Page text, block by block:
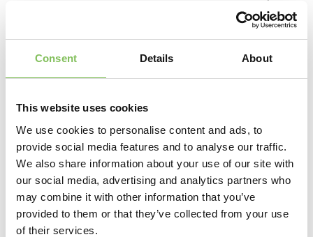
Consent Details About
This website uses cookies
We use cookies to personalise content and ads, to
provide social media features and to analyse our traffic.
We also share information about your use of our site with
our social media, advertising and analytics partners who
may combine it with other information that you’ve
provided to them or that they’ve collected from your use
of their services.
doen, beschikt onze technische dienst over een werkplaats
die is uitgerust met alle moderne technieken. Hiermee
langs met een goed uitgeruste servicebus.
Reparaties en onderhoud
Van Werven beschikt over een ruime voorraad onderdelen
om reparaties en onderhoudswerkzaamheden efficiënt te
laten verlopen. Naast machines worden ook de hulpstukken
in eigen beheer onderhouden en gerepareerd. Om de
kwaliteit en veiligheid van ons materieel te kunnen
garanderen, heeft Van Werven een tweetal keurmeesters
aangesteld. Deze keurmeesters voeren BMWT maar ook NEN